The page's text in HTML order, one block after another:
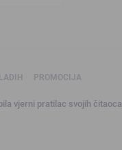
PROMOCIJA
vjerni pratilac svojih čitaoca.